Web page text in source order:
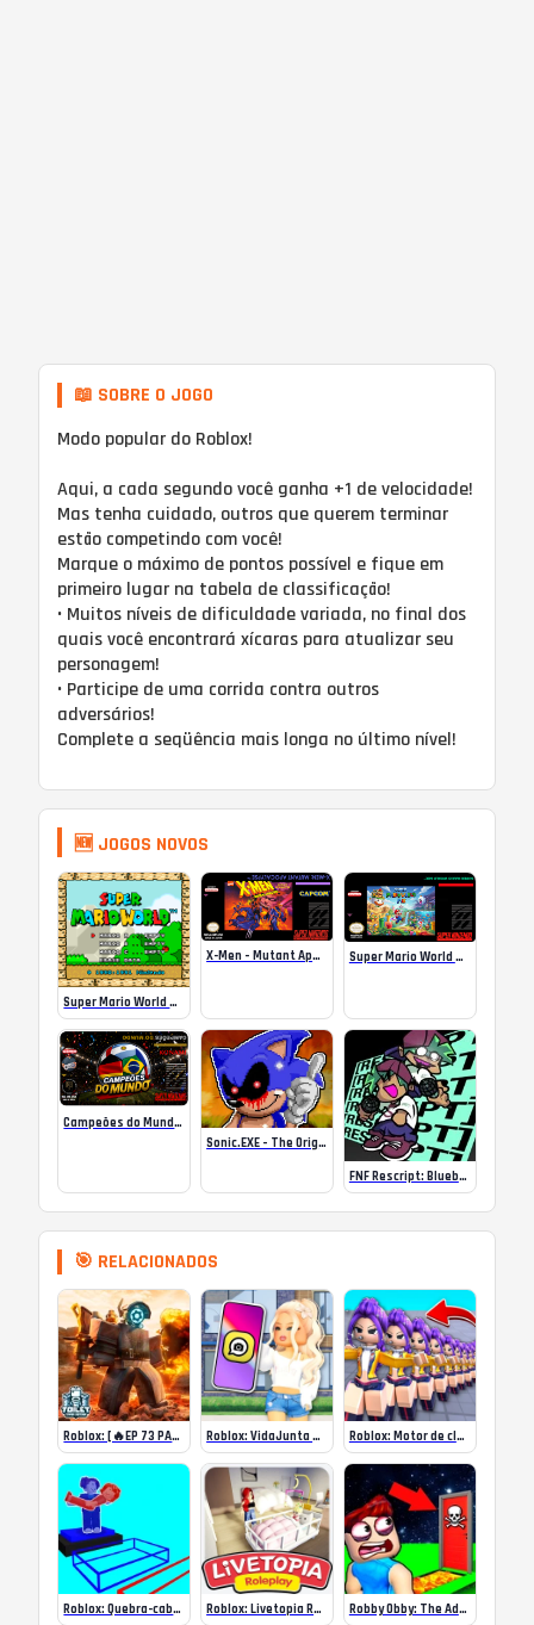
📖 SOBRE O JOGO
Modo popular do Roblox!
Aqui, a cada segundo você ganha +1 de velocidade!
Mas tenha cuidado, outros que querem terminar
estão competindo com você!
Marque o máximo de pontos possível e fique em
primeiro lugar na tabela de classificação!
• Muitos níveis de dificuldade variada, no final dos
quais você encontrará xícaras para atualizar seu
personagem!
• Participe de uma corrida contra outros
adversários!
Complete a seqüência mais longa no último nível!
🆕 JOGOS NOVOS
Super Mario World SA-1 Online
X-Men – Mutant Apocalypse Rebalanced Online Super Mario World Mix Online
Campeões do Mundo (ISS) Online
Sonic.EXE – The Original Game Online
FNF Rescript: Blueballed
🎯 RELACIONADOS
Roblox: [🔥EP 73 PART 1] Toilet Tower Defense Roblox: VidaJunta RP (LifeTogether ) Online Roblox: Motor de clone (Clone Engine)
Roblox: Quebra-cabeças de trabalho em equipe 2 (Obby) Roblox: Livetopia RP Online Robby Obby: The Adventures of Don and Gun